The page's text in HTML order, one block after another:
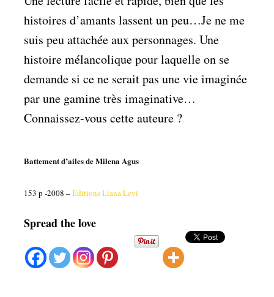
histoires d’amants lassent un peu…Je ne me
suis peu attachée aux personnages. Une
histoire mélancolique pour laquelle on se
demande si ce ne serait pas une vie imaginée
par une gamine très imaginative…
Connaissez-vous cette auteure ?
Battement d’ailes de Milena Agus
153 p -2008 –Editions Liana Levi
Spread the love